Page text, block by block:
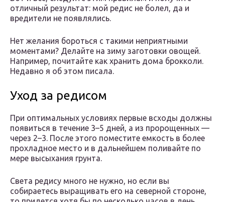
отличный результат: мой редис не болел, да и
вредители не появлялись.
Нет желания бороться с такими неприятными
моментами? Делайте на зиму заготовки овощей.
Например, почитайте как хранить дома брокколи.
Недавно я об этом писала.
Уход за редисом
При оптимальных условиях первые всходы должны
появиться в течение 3–5 дней, а из пророщенных —
через 2–3. После этого поместите емкость в более
прохладное место и в дальнейшем поливайте по
мере высыхания грунта.
Света редису много не нужно, но если вы
собираетесь выращивать его на северной стороне,